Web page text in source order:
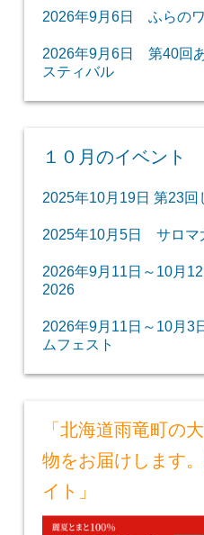
2026年9月6日 ふらの
2026年9月6日 第40回
スティバル
１０月のイベント
2025年10月19日 第23回
2025年10月5日 サロマ
2026年9月11日～10月
2026
2026年9月11日～10月
ムフェスト
「北海道雨竜町の
物をお届けします
イト」